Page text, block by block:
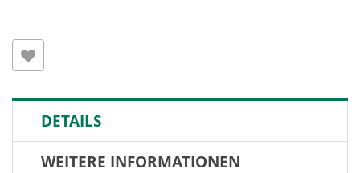
DETAILS
WEITERE INFORMATIONEN